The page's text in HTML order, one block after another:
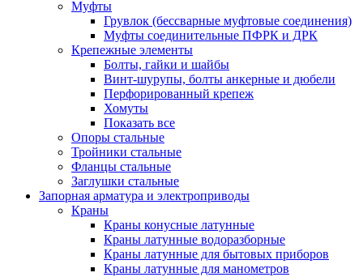
Муфты
Грувлок (бессварные муфтовые соединения)
Муфты соединительные ПФРК и ДРК
Крепежные элементы
Болты, гайки и шайбы
Винт-шурупы, болты анкерные и дюбели
Перфорированный крепеж
Хомуты
Показать все
Опоры стальные
Тройники стальные
Фланцы стальные
Заглушки стальные
Запорная арматура и электроприводы
Краны
Краны конусные латунные
Краны латунные водоразборные
Краны латунные для бытовых приборов
Краны латунные для манометров